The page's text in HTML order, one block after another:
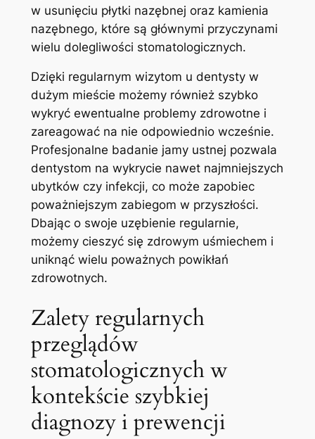
‌w ​usunięciu płytki nazębnej oraz kamienia
nazębnego, które ⁢są głównymi przyczynami
wielu dolegliwości stomatologicznych.
Dzięki regularnym wizytom u dentysty‌ w
dużym mieście ⁢możemy również szybko⁢
wykryć ewentualne problemy​ zdrowotne i
zareagować na nie​ odpowiednio wcześnie.
Profesjonalne badanie ‍jamy ustnej ⁣pozwala
dentystom na wykrycie nawet⁤ najmniejszych
ubytków czy ‌infekcji, co może⁢ zapobiec ​
poważniejszym zabiegom w ⁤przyszłości.
⁤Dbając o ⁢swoje‌ uzębienie regularnie,
‍możemy cieszyć się ⁤zdrowym uśmiechem⁢ i⁢
uniknąć ​wielu poważnych powikłań
zdrowotnych.
Zalety regularnych
przeglądów
stomatologicznych w
⁤kontekście szybkiej
diagnozy i ⁣prewencji